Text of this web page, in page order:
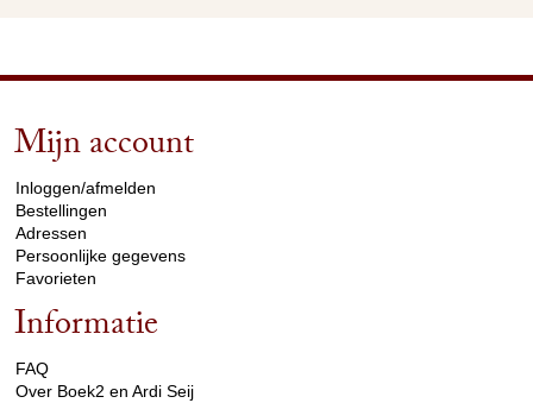
Mijn account
Inloggen/afmelden
Bestellingen
Adressen
Persoonlijke gegevens
Favorieten
Informatie
FAQ
Over Boek2 en Ardi Seij